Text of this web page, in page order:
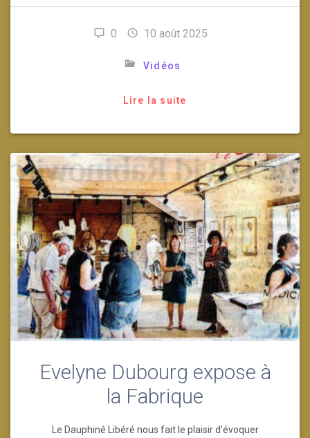
0 10 août 2025
Vidéos
Lire la suite
Evelyne Dubourg expose à
la Fabrique
Le Dauphiné Libéré nous fait le plaisir d’évoquer